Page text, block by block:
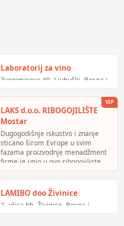
Laboratorij za vino
Zvonimirova 40, Ljubuški, Bosna i
VIP
LAKS d.o.o. RIBOGOJILIŠTE
Mostar
Dugogodišnje iskustvo i znanje
sticano širom Evrope u svim
fazama proizvodnje menadžment
firme je unio u ovo ribogojiliste,
gdje je uspio primjeniti stečena
vrijeme stvoriti respektabilnu
firmu koja ima i zavidan
asortiman
LAMIBO doo Živinice
2. ulica bb, Živinice, Bosna i